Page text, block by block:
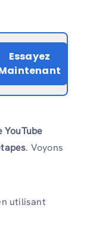
Essayez
. Voyons
utilisant